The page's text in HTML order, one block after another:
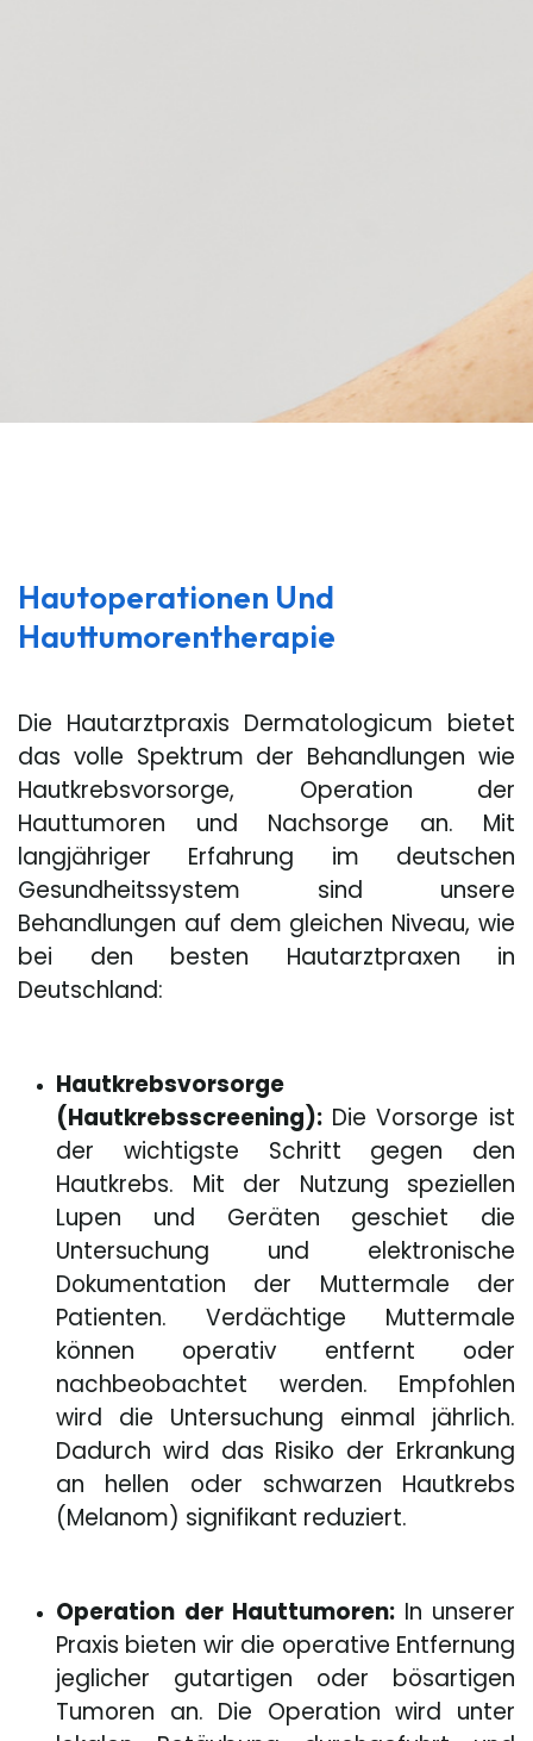
Hautoperationen Und
Hauttumorentherapie
Die Hautarztpraxis Dermatologicum bietet
das volle Spektrum der Behandlungen wie
Hautkrebsvorsorge, Operation der
Hauttumoren und Nachsorge an. Mit
langjähriger Erfahrung im deutschen
Gesundheitssystem sind unsere
Behandlungen auf dem gleichen Niveau, wie
bei den besten Hautarztpraxen in
Deutschland:
Hautkrebsvorsorge
(Hautkrebsscreening): Die Vorsorge ist
der wichtigste Schritt gegen den
Hautkrebs. Mit der Nutzung speziellen
Lupen und Geräten geschiet die
Untersuchung und elektronische
Dokumentation der Muttermale der
Patienten. Verdächtige Muttermale
können operativ entfernt oder
nachbeobachtet werden. Empfohlen
wird die Untersuchung einmal jährlich.
Dadurch wird das Risiko der Erkrankung
an hellen oder schwarzen Hautkrebs
(Melanom) signifikant reduziert.
Operation der Hauttumoren: In unserer
Praxis bieten wir die operative Entfernung
jeglicher gutartigen oder bösartigen
Tumoren an. Die Operation wird unter